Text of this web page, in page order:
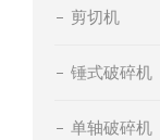
剪切机
锤式破碎机
单轴破碎机